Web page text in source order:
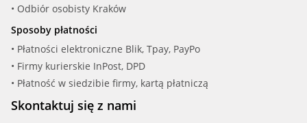
• Odbiór osobisty Kraków
Sposoby płatności
• Płatności elektroniczne Blik, Tpay, PayPo
• Firmy kurierskie InPost, DPD
• Płatność w siedzibie firmy, kartą płatniczą
Skontaktuj się z nami